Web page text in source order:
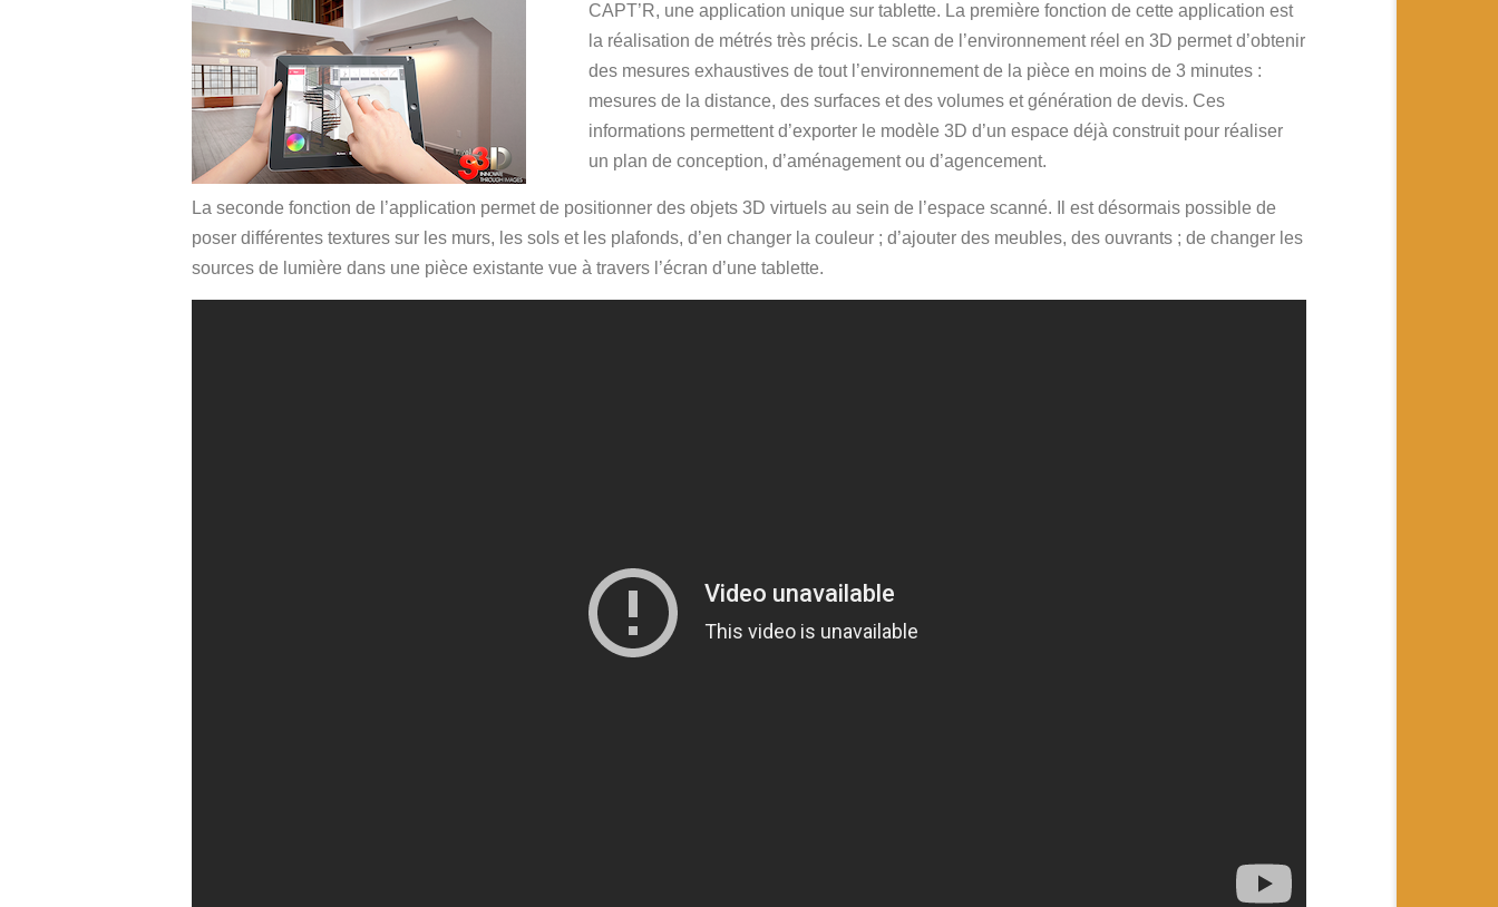
CAPT’R, une application unique sur tablette. La première fonction de cette application est
la réalisation de métrés très précis. Le scan de l’environnement réel en 3D permet d’obtenir
des mesures exhaustives de tout l’environnement de la pièce en moins de 3 minutes :
mesures de la distance, des surfaces et des volumes et génération de devis. Ces
informations permettent d’exporter le modèle 3D d’un espace déjà construit pour réaliser
un plan de conception, d’aménagement ou d’agencement.
La seconde fonction de l’application permet de positionner des objets 3D virtuels au sein de l’espace scanné. Il est désormais possible de
poser différentes textures sur les murs, les sols et les plafonds, d’en changer la couleur ; d’ajouter des meubles, des ouvrants ; de changer les
sources de lumière dans une pièce existante vue à travers l’écran d’une tablette.